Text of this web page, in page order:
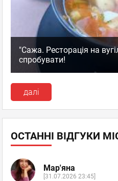
"Сажа. Ресторація на
спробувати!
далі
ОСТАННІ ВІДГУКИ
Мар'яна
[31.07.2026 23:45]